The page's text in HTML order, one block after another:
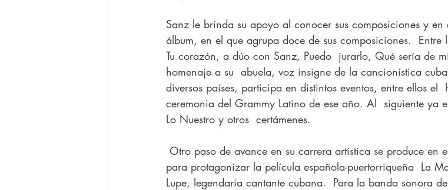
Sanz le brinda su apoyo al conocer sus composiciones y
álbum, en el que agrupa doce de sus composiciones.  Entre
Tu corazón, a dúo con Sanz, Puedo  jurarlo, Qué sería de
homenaje a su  abuela, voz insigne de la cancionística
diversos países, participa en distintos eventos, entre ellos el
ceremonia del Grammy Latino de ese año. Al  siguiente ya
Lo Nuestro y otros  certámenes.
para protagonizar la película española-puertorriqueña  La
Lupe, legendaria cantante cubana.  Para la banda sonora